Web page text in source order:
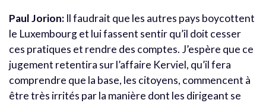
Paul Jorion: Il faudrait que les autres pays boycottent
le Luxembourg et lui fassent sentir qu’il doit cesser
ces pratiques et rendre des comptes. J’espère que ce
jugement retentira sur l’affaire Kerviel, qu’il fera
comprendre que la base, les citoyens, commencent à
être très irrités par la manière dont les dirigeant se